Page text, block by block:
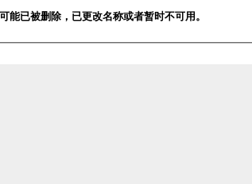
能已被删除，已更改名称或者暂时不可用。